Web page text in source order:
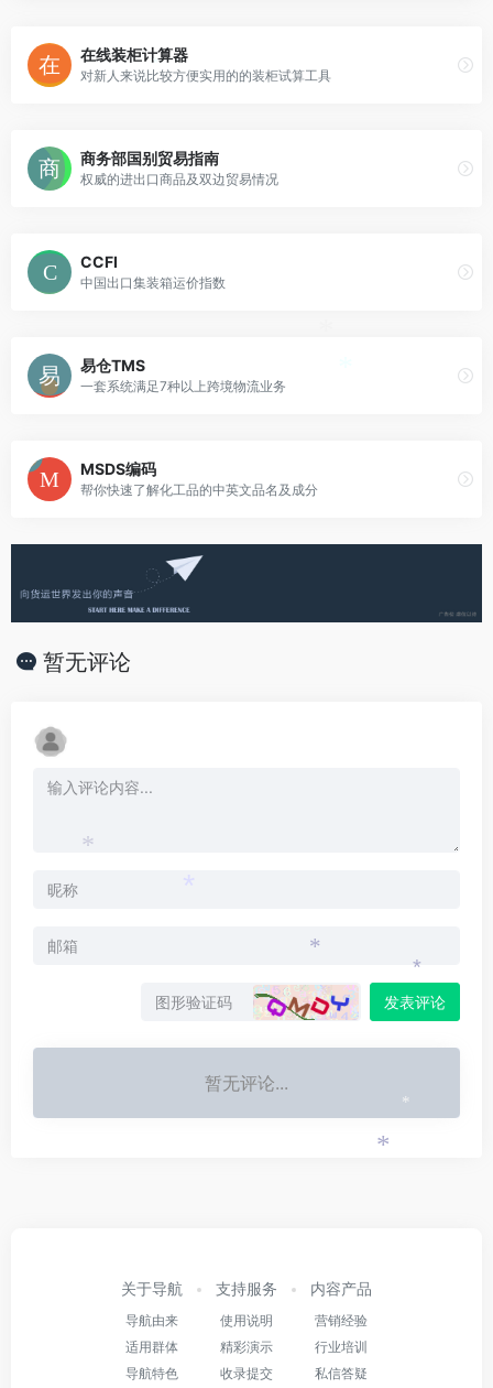
在线装柜计算器
对新人来说比较方便实用的的装柜试算工具
商务部国别贸易指南
权威的进出口商品及双边贸易情况
CCFI
中国出口集装箱运价指数
易仓TMS
一套系统满足7种以上跨境物流业务
MSDS编码
帮你快速了解化工品的中英文品名及成分
暂无评论
发表评论
暂无评论...
关于导航
导航由来
适用群体
导航特色
支持服务
使用说明
精彩演示
收录提交
内容产品
营销经验
行业培训
私信答疑
*
*
*